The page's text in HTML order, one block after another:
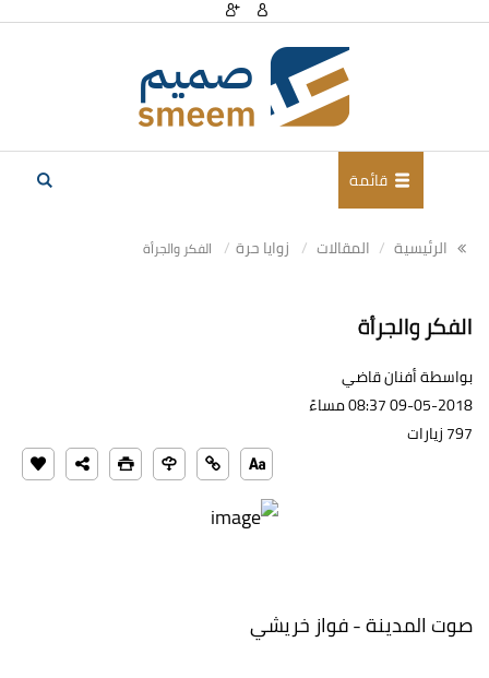
قائمة
الرئيسية المقالات زوايا حرة الفكر والجرأة
الفكر والجرأة
بواسطة أفنان قاضي
09-05-2018 08:37 مساءً
797 زيارات
صوت المدينة - فواز خريشي